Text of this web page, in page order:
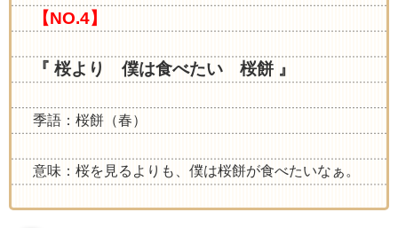
【NO.4】
『 桜より 僕は食べたい 桜餅 』
季語：桜餅（春）
意味：桜を見るよりも、僕は桜餅が食べたいなぁ。